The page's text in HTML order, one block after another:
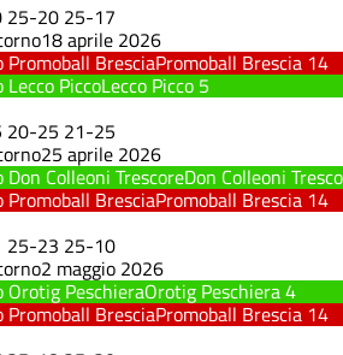
25-20 25-17
18 aprile 2026
Promoball Brescia 14
Lecco Picco 5
20-25 21-25
25 aprile 2026
Don Colleoni
Promoball Brescia 14
25-23 25-10
2 maggio 2026
Orotig Peschiera4
Promoball Brescia 14